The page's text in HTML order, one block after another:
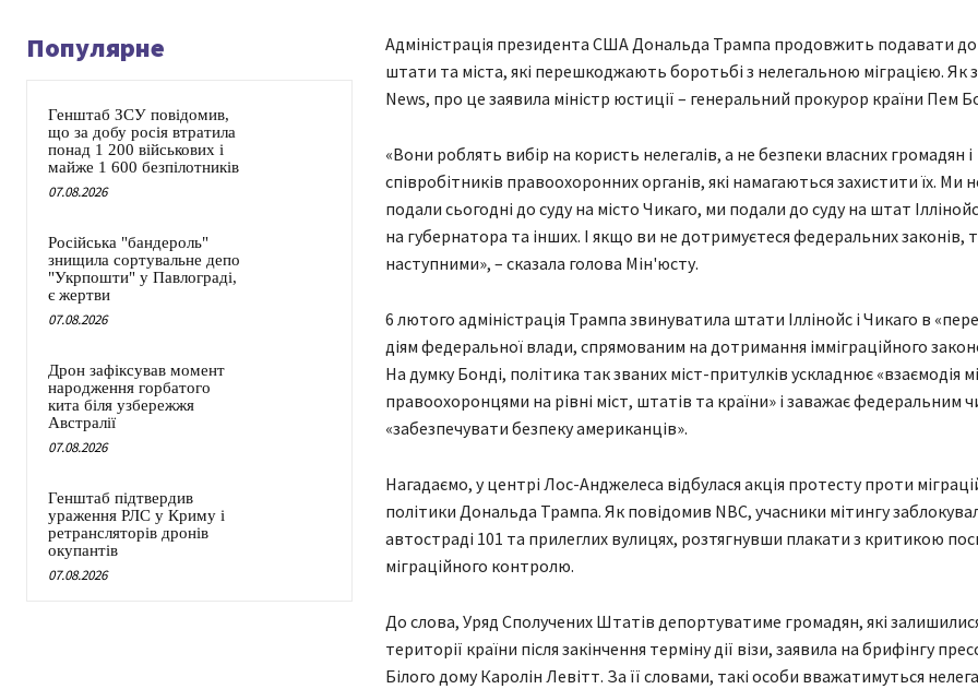
Популярне
Генштаб ЗСУ повідомив,
що за добу росія втратила
понад 1 200 військових і
майже 1 600 безпілотників
07.08.2026
Російська "бандероль"
знищила сортувальне депо
"Укрпошти" у Павлограді,
є жертви
07.08.2026
Дрон зафіксував момент
народження горбатого
кита біля узбережжя
Австралії
07.08.2026
Генштаб підтвердив
ураження РЛС у Криму і
ретрансляторів дронів
окупантів
07.08.2026
Адміністрація президента США Дональда Трампа продовжить подавати до
штати та міста, які перешкоджають боротьбі з нелегальною міграцією. Як
News, про це заявила міністр юстиції – генеральний прокурор країни Пем
«Вони роблять вибір на користь нелегалів, а не безпеки власних громадян і
співробітників правоохоронних органів, які намагаються захистити їх. Ми
подали сьогодні до суду на місто Чикаго, ми подали до суду на штат
на губернатора та інших. І якщо ви не дотримуєтеся федеральних законів,
наступними», – сказала голова Мін'юсту.
6 лютого адміністрація Трампа звинуватила штати Іллінойс і Чикаго в
діям федеральної влади, спрямованим на дотримання імміграційного
На думку Бонді, політика так званих міст-притулків ускладнює «взаємодія
правоохоронцями на рівні міст, штатів та країни» і заважає федеральним
«забезпечувати безпеку американців».
Нагадаємо, у центрі Лос-Анджелеса відбулася акція протесту проти
політики Дональда Трампа. Як повідомив NBC, учасники мітингу
автостраді 101 та прилеглих вулицях, розтягнувши плакати з критикою
міграційного контролю.
До слова, Уряд Сполучених Штатів депортуватиме громадян, які
території країни після закінчення терміну дії візи, заявила на брифінгу
Білого дому Каролін Левітт. За її словами, такі особи вважатимуться